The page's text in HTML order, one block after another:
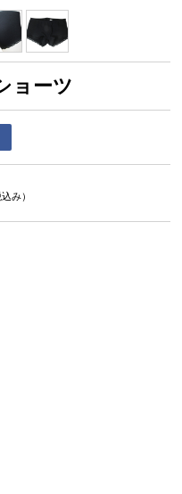
ョーツ
込み）